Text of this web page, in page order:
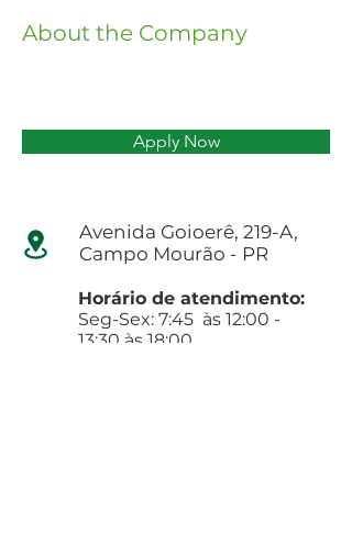
About the Company
Apply Now
Avenida Goioerê, 219-A,
Campo Mourão - PR
Horário de atendimento:
Seg-Sex: 7:45 às 12:00 -
13:30 às 18:00